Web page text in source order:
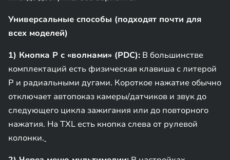
Универсальные способы (подходят почти для
всех моделей)
1) Кнопка P с «волнами» (PDC): В большинстве
комплектаций есть физическая клавиша с литерой
P и радиальными дугами. Короткое нажатие обычно
отключает автопоказ камеры/датчиков и звук до
следующего цикла зажигания или до повторного
нажатия. На TXL есть кнопка слева от рулевой
колонки.